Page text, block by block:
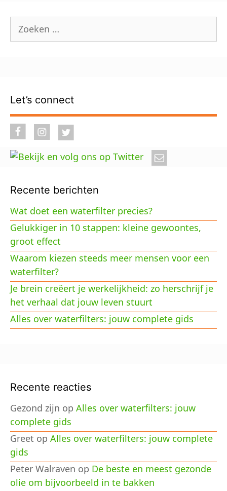
naar:
Let’s connect
Recente berichten
Wat doet een waterfilter precies?
Gelukkiger in 10 stappen: kleine gewoontes,
groot effect
Waarom kiezen steeds meer mensen voor een
waterfilter?
Je brein creëert je werkelijkheid: zo herschrijf je
het verhaal dat jouw leven stuurt
Alles over waterfilters: jouw complete gids
Recente reacties
Gezond zijn op Alles over waterfilters: jouw
complete gids
Greet op Alles over waterfilters: jouw complete
gids
Peter Walraven op De beste en meest gezonde
olie om bijvoorbeeld in te bakken